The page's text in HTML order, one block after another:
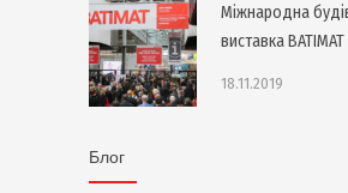
Міжнародна
виставка BATIMAT
18.11.2019
Блог